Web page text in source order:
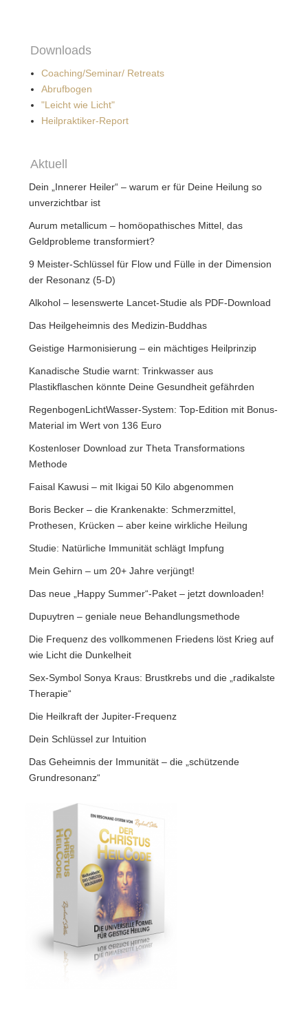
Downloads
Coaching/Seminar/ Retreats
Abrufbogen
"Leicht wie Licht"
Heilpraktiker-Report
Aktuell
Dein „Innerer Heiler“ – warum er für Deine Heilung so
unverzichtbar ist
Aurum metallicum – homöopathisches Mittel, das
Geldprobleme transformiert?
9 Meister-Schlüssel für Flow und Fülle in der Dimension
der Resonanz (5-D)
Alkohol – lesenswerte Lancet-Studie als PDF-Download
Das Heilgeheimnis des Medizin-Buddhas
Geistige Harmonisierung – ein mächtiges Heilprinzip
Kanadische Studie warnt: Trinkwasser aus
Plastikflaschen könnte Deine Gesundheit gefährden
RegenbogenLichtWasser-System: Top-Edition mit Bonus-
Material im Wert von 136 Euro
Kostenloser Download zur Theta Transformations
Methode
Faisal Kawusi – mit Ikigai 50 Kilo abgenommen
Boris Becker – die Krankenakte: Schmerzmittel,
Prothesen, Krücken – aber keine wirkliche Heilung
Studie: Natürliche Immunität schlägt Impfung
Mein Gehirn – um 20+ Jahre verjüngt!
Das neue „Happy Summer“-Paket – jetzt downloaden!
Dupuytren – geniale neue Behandlungsmethode
Die Frequenz des vollkommenen Friedens löst Krieg auf
wie Licht die Dunkelheit
Sex-Symbol Sonya Kraus: Brustkrebs und die „radikalste
Therapie“
Die Heilkraft der Jupiter-Frequenz
Dein Schlüssel zur Intuition
Das Geheimnis der Immunität – die „schützende
Grundresonanz“